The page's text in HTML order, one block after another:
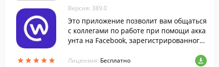
★★★★★
★★★★★
Версия: 389.0
Это приложение позволит вам общаться
с коллегами по работе при помощи акка
унта на Facebook, зарегистрированного
Лицензия: Бесплатно